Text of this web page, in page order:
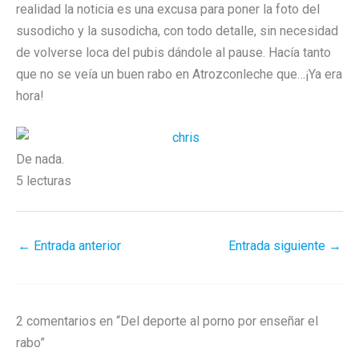
realidad la noticia es una excusa para poner la foto del
susodicho y la susodicha, con todo detalle, sin necesidad
de volverse loca del pubis dándole al pause. Hacía tanto
que no se veía un buen rabo en Atrozconleche que…¡Ya era
hora!
De nada.
5 lecturas
← Entrada anterior Entrada siguiente →
2 comentarios en “Del deporte al porno por enseñar el
rabo”